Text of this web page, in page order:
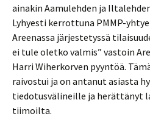
ainakin Aamulehden ja
Lyhyesti kerrottuna PMMP-
Areenassa järjestetyssä
ei tule oletko valmis” vastoin
Harri Wiherkorven pyyntöä.
raivostui ja on antanut asiasta
tiedotusvälineille ja herättänyt
tiimoilta.